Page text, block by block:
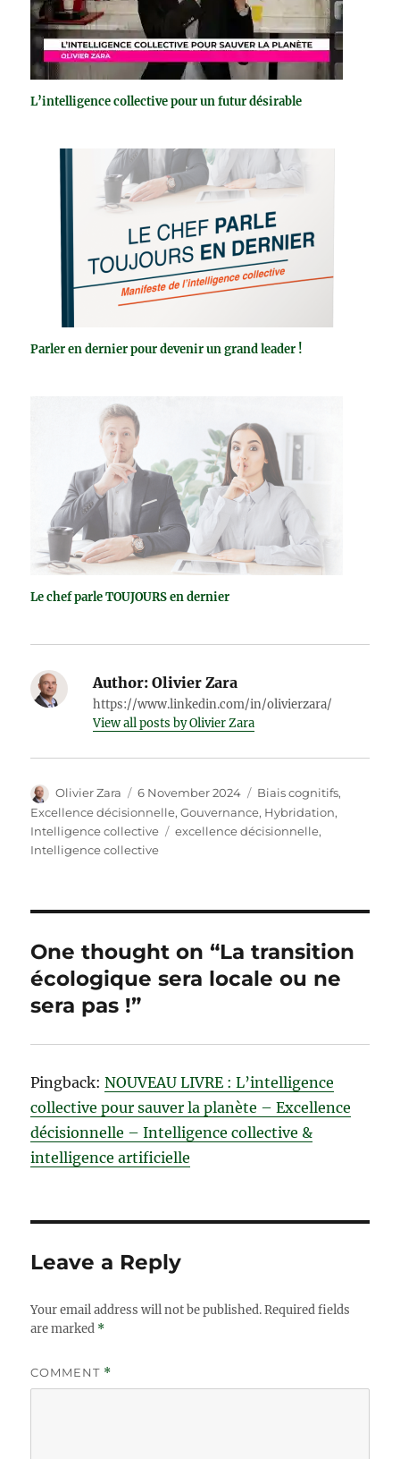
L’intelligence collective pour un futur désirable
Parler en dernier pour devenir un grand leader !
Le chef parle TOUJOURS en dernier
Author: Olivier Zara
https://www.linkedin.com/in/olivierzara/
View all posts by Olivier Zara
Author
Olivier Zara
Posted
on
6 November 2024 Categories
Biais cognitifs,
Excellence décisionnelle,Gouvernance, Hybridation,
Intelligence collective
Tags
excellence décisionnelle,
Intelligence collective
One thought on “La transition
écologique sera locale ou ne
sera pas !”
Pingback:NOUVEAU LIVRE : L’intelligence
collective pour sauver la planète – Excellence
décisionnelle – Intelligence collective &
intelligence artificielle
Leave a Reply
Your email address will not be published. Required fields
are marked *
COMMENT *